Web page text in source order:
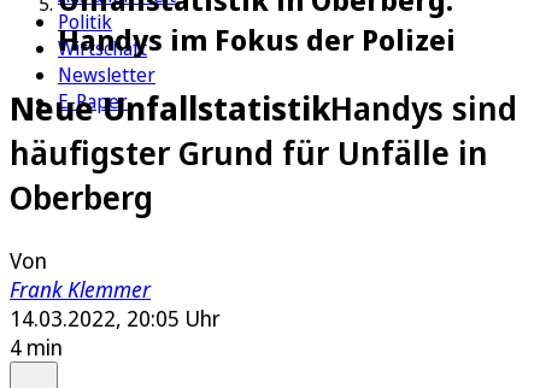
Politik
Wirtschaft
Newsletter
E-Paper
Handys im Fokus der Polizei
Neue UnfallstatistikHandys sind
häufigster Grund für Unfälle in
Oberberg
Von
Frank Klemmer
14.03.2022, 20:05 Uhr
4 min